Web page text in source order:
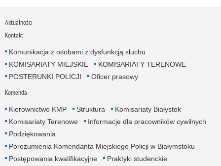
Aktualności
Kontakt
Komunikacja z osobami z dysfunkcją słuchu
KOMISARIATY MIEJSKIE
KOMISARIATY TERENOWE
POSTERUNKI POLICJI
Oficer prasowy
Komenda
Kierownictwo KMP Struktura
Komisariaty Białystok
Komisariaty Terenowe
Informacje dla pracowników cywilnych
Podziękowania
Porozumienia Komendanta Miejskiego Policji w Białymstoku
Postępowania kwalifikacyjne
Praktyki studenckie